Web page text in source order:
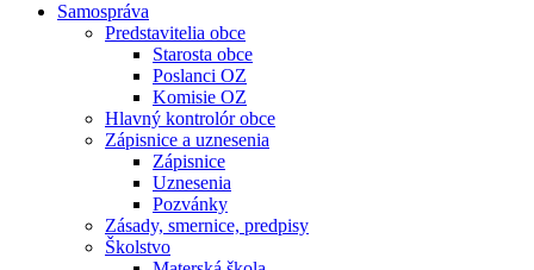
Samospráva
Predstavitelia obce
Starosta obce
Poslanci OZ
Komisie OZ
Hlavný kontrolór obce
Zápisnice a uznesenia
Zápisnice
Uznesenia
Pozvánky
Zásady, smernice, predpisy
Školstvo